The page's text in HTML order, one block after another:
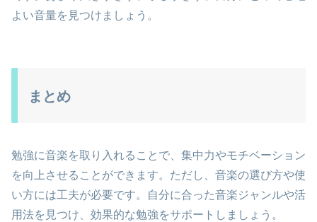
よい音量を見つけましょう。
まとめ
勉強に音楽を取り入れることで、集中力やモチベーション
を向上させることができます。ただし、音楽の選び方や使
い方には工夫が必要です。自分に合った音楽ジャンルや活
用法を見つけ、効果的な勉強をサポートしましょう。